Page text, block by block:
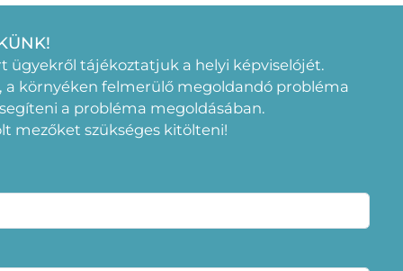
ügyekről tájékoztatjuk a helyi képviselójét.
a környéken felmerülő megoldandó probléma
a probléma megoldásában.
mezőket szükséges kitölteni!